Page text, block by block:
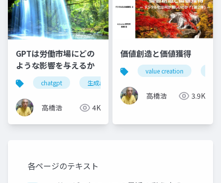
GPTは労働市場にどの
ような影響を与えるか
chatgpt 生成aiツール
高橋浩 4K
価値創造と価値獲得
value creation
高橋浩 3.9K
各ページのテキスト